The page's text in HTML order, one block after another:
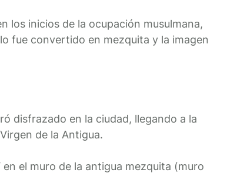
los inicios de la ocupación musulmana,
fue convertido en mezquita y la imagen
disfrazado en la ciudad, llegando a la
de la Antigua.
el muro de la antigua mezquita (muro